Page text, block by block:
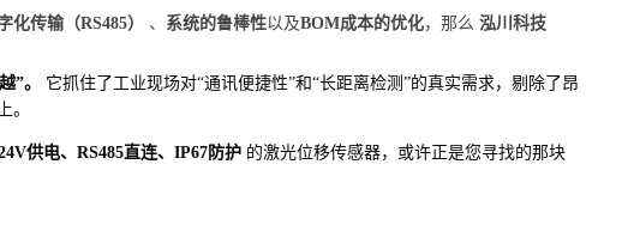
化传输（RS485） 、 系统的鲁棒性以及BOM成本的优化，那么 泓川科技
”。
它抓住了工业现场对“通讯便捷性”和“长距离检测”的真实需求，剔除了昂
。
供电、RS485直连、IP67防护的激光位移传感器，或许正是您寻找的那块